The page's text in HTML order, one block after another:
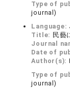
Type of
journal)
Language:
Title: 民藝
Journal
Date of
Author(s):
Type of
journal)